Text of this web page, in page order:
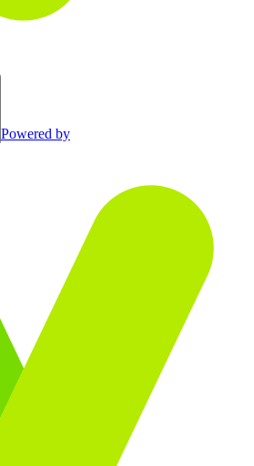
Powered by